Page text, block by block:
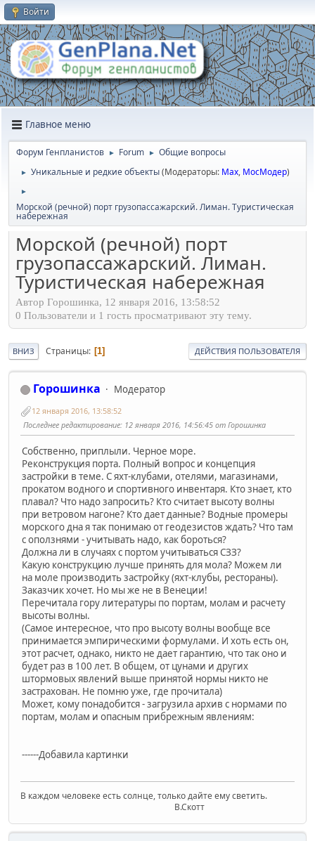
Войти
Главное меню
Форум Генпланистов ► Forum ► Общие вопросы
► Уникальные и редкие объекты(Модераторы: Max, МосМодер)
►
Морской (речной) порт грузопассажарский. Лиман. Туристическая
набережная
Морской (речной) порт
грузопассажарский. Лиман.
Туристическая набережная
Автор Горошинка, 12 января 2016, 13:58:52
0 Пользователи и 1 гость просматривают эту тему.
ВНИЗ Страницы 1 ДЕЙСТВИЯ ПОЛЬЗОВАТЕЛЯ
Горошинка Модератор
12 января 2016, 13:58:52
Последнее редактирование: 12 января 2016, 14:56:45 от Горошинка
Собственно, приплыли. Черное море.
Реконструкция порта. Полный вопрос и концепция
застройки в теме. С яхт-клубами, отелями, магазинами,
прокатом водного и спортивного инвентаря. Кто знает, кто
плавал? Что надо запросить? Кто считает высоту волны
при ветровом нагоне? Кто дает данные? Водные промеры
морского дна я так понимаю от геодезистов ждать? Что там
с оползнями - учитывать надо, как бороться?
Должна ли в случаях с портом учитываться СЗЗ?
Какую конструкцию лучше принять для мола? Можем ли
на моле производить застройку (яхт-клубы, рестораны).
Заказчик хочет. Но мы же не в Венеции!
Перечитала гору литературы по портам, молам и расчету
высоты волны.
(Самое интересное, что про высоту волны вообще все
принимается эмпирическими формулами. И хоть есть он,
этот расчет, однако, никто не дает гарантию, что так оно и
будет раз в 100 лет. В общем, от цунами и других
штормовых явлений выше принятой нормы никто не
застрахован. Не помню уже, где прочитала)
Может, кому понадобится - загрузила архив с нормами по
портам, молам и опасным прибрежным явлениям:
------Добавила картинки
В каждом человеке есть солнце, только дайте ему светить.
В.Скотт